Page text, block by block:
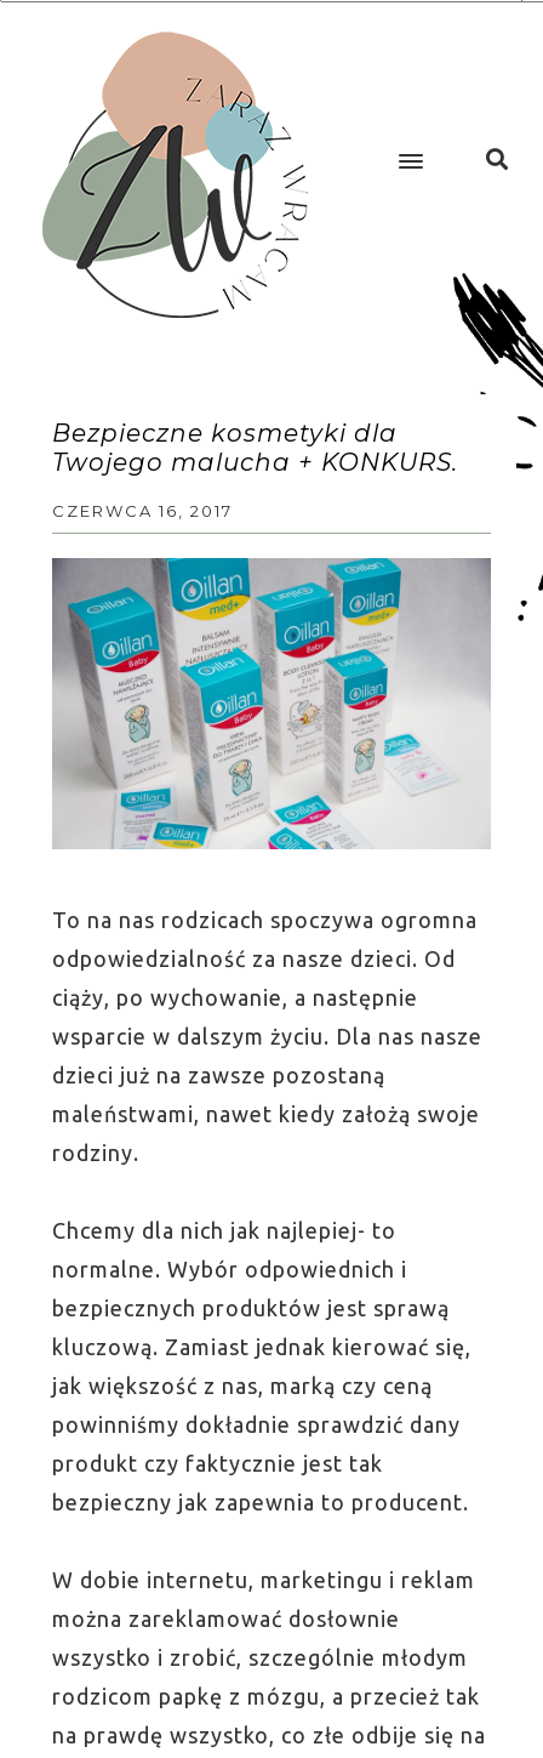
Bezpieczne kosmetyki dla
Twojego malucha + KONKURS.
CZERWCA 16, 2017
To na nas rodzicach spoczywa ogromna
odpowiedzialność za nasze dzieci. Od
ciąży, po wychowanie, a następnie
wsparcie w dalszym życiu. Dla nas nasze
dzieci już na zawsze pozostaną
maleństwami, nawet kiedy założą swoje
rodziny.
Chcemy dla nich jak najlepiej- to
normalne. Wybór odpowiednich i
bezpiecznych produktów jest sprawą
kluczową. Zamiast jednak kierować się,
jak większość z nas, marką czy ceną
powinniśmy dokładnie sprawdzić dany
produkt czy faktycznie jest tak
bezpieczny jak zapewnia to producent.
W dobie internetu, marketingu i reklam
można zareklamować dosłownie
wszystko i zrobić, szczególnie młodym
rodzicom papkę z mózgu, a przecież tak
na prawdę wszystko, co złe odbije się na